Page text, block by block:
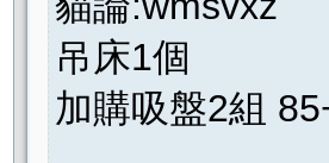
吊床1個
加購吸盤2組